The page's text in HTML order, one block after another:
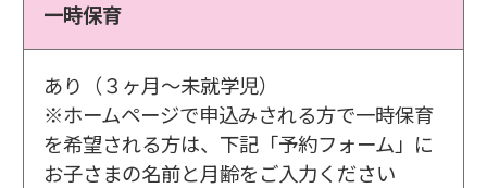
一時保育
あり（３ヶ月～未就学児）
※ホームページで申込みされる方で一時保育
を希望される方は、下記「予約フォーム」に
お子さまの名前と月齢をご入力ください